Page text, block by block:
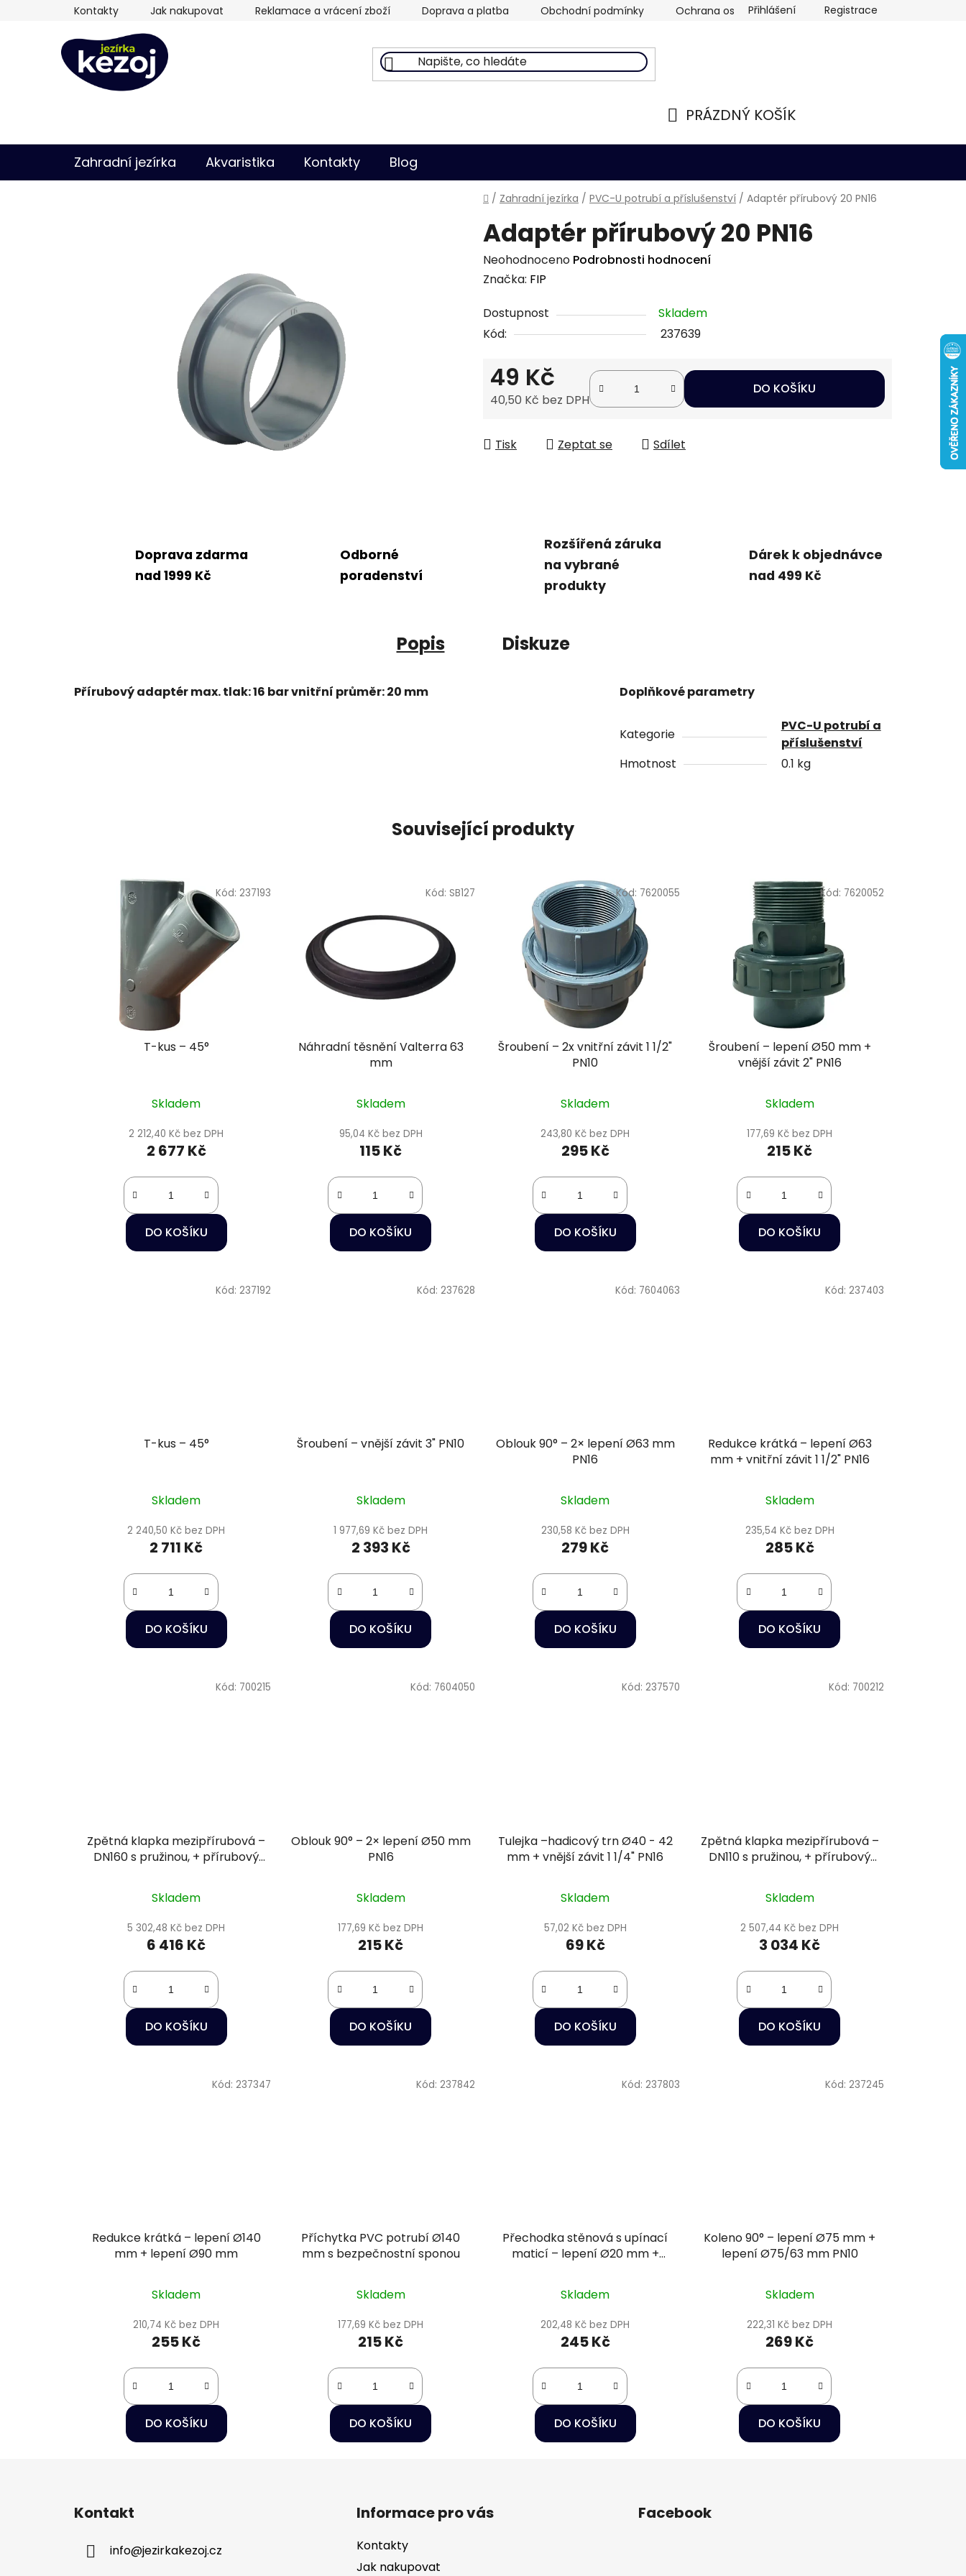
Kontakty Jak nakupovat Reklamace a vrácení zboží Doprava a platba Obchodní podmínky Ochrana osobních údajů
Přihlášení Registrace
PRÁZDNÝ KOŠÍK
Zahradní jezírka Akvaristika Kontakty Blog
Domů
/ Zahradní jezírka / PVC-U potrubí a příslušenství / Adaptér přírubový 20 PN16
Adaptér přírubový 20 PN16
Průměrné
hodnocení
je
0,0
hvězdiček.
Neohodnoceno Podrobnosti hodnocení
Značka: FIP
Dostupnost
Skladem
Kód:
237639
49 Kč
40,50 Kč bez DPH
DO KOŠÍKU
Tisk Zeptat se Sdílet
Doprava zdarma
nad 1999 Kč
Odborné
poradenství
Rozšířená záruka
na vybrané
produkty
Dárek k objednávce
nad 499 Kč
Popis Diskuze
Přírubový adaptér max. tlak: 16 bar vnitřní průměr: 20 mm Doplňkové parametry
Kategorie
PVC-U potrubí a
příslušenství
Hmotnost
0.1 kg
Související produkty
T-kus – 45°
Skladem
2 212,40 Kč bez DPH
2 677 Kč
DO KOŠÍKU
Kód: 237193
Náhradní těsnění Valterra 63
mm
Skladem
95,04 Kč bez DPH
115 Kč
DO KOŠÍKU
Kód: SB127
Šroubení – 2x vnitřní závit 1 1/2"
PN10
Skladem
243,80 Kč bez DPH
295 Kč
DO KOŠÍKU
Kód: 7620055
Šroubení – lepení Ø50 mm +
vnější závit 2" PN16
Skladem
177,69 Kč bez DPH
215 Kč
DO KOŠÍKU
Kód: 7620052
T-kus – 45°
Skladem
2 240,50 Kč bez DPH
2 711 Kč
DO KOŠÍKU
Kód: 237192
Šroubení – vnější závit 3" PN10
Skladem
1 977,69 Kč bez DPH
2 393 Kč
DO KOŠÍKU
Kód: 237628
Oblouk 90° – 2× lepení Ø63 mm
PN16
Skladem
230,58 Kč bez DPH
279 Kč
DO KOŠÍKU
Kód: 7604063
Redukce krátká – lepení Ø63
mm + vnitřní závit 1 1/2" PN16
Skladem
235,54 Kč bez DPH
285 Kč
DO KOŠÍKU
Kód: 237403
Zpětná klapka mezipřírubová –
DN160 s pružinou, + přírubový
Skladem
5 302,48 Kč bez DPH
6 416 Kč
DO KOŠÍKU
Kód: 700215
Oblouk 90° – 2× lepení Ø50 mm
PN16
Skladem
177,69 Kč bez DPH
215 Kč
DO KOŠÍKU
Kód: 7604050
Tulejka –hadicový trn Ø40 - 42
mm + vnější závit 1 1/4" PN16
Skladem
57,02 Kč bez DPH
69 Kč
DO KOŠÍKU
Kód: 237570
Zpětná klapka mezipřírubová –
DN110 s pružinou, + přírubový
Skladem
2 507,44 Kč bez DPH
3 034 Kč
DO KOŠÍKU
Kód: 700212
Redukce krátká – lepení Ø140
mm + lepení Ø90 mm
Skladem
210,74 Kč bez DPH
255 Kč
DO KOŠÍKU
Kód: 237347
Příchytka PVC potrubí Ø140
mm s bezpečnostní sponou
Skladem
177,69 Kč bez DPH
215 Kč
DO KOŠÍKU
Kód: 237842
Přechodka stěnová s upínací
maticí – lepení Ø20 mm +
Skladem
202,48 Kč bez DPH
245 Kč
DO KOŠÍKU
Kód: 237803
Koleno 90° – lepení Ø75 mm +
lepení Ø75/63 mm PN10
Skladem
222,31 Kč bez DPH
269 Kč
DO KOŠÍKU
Kód: 237245
Kontakt
info@jezirkakezoj.cz
Informace pro vás
Kontakty
Jak nakupovat
Facebook